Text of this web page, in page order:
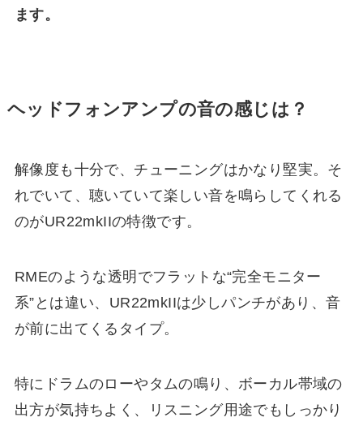
ます。
ヘッドフォンアンプの音の感じは？
解像度も十分で、チューニングはかなり堅実。そ
れでいて、聴いていて楽しい音を鳴らしてくれる
のがUR22mkIIの特徴です。
RMEのような透明でフラットな“完全モニター
系”とは違い、UR22mkIIは少しパンチがあり、音
が前に出てくるタイプ。
特にドラムのローやタムの鳴り、ボーカル帯域の
出方が気持ちよく、リスニング用途でもしっかり